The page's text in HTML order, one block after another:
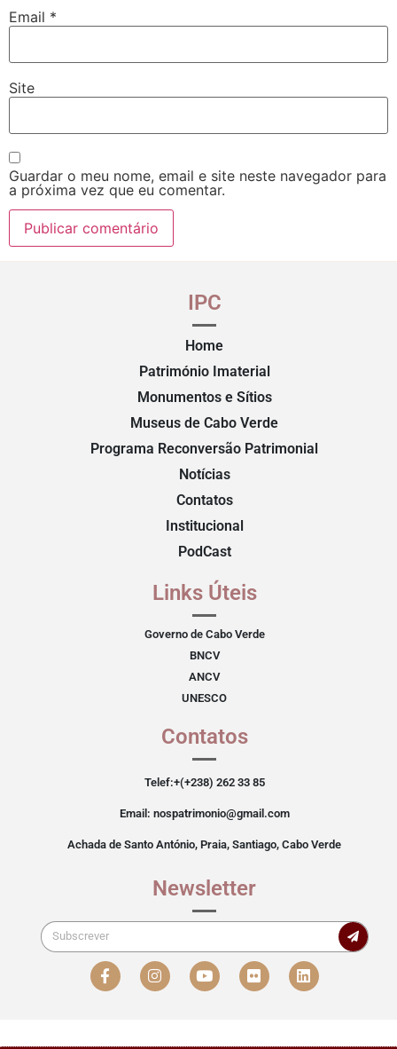
Email *
Site
Guardar o meu nome, email e site neste navegador para
a próxima vez que eu comentar.
IPC
Home
Património Imaterial
Monumentos e Sítios
Museus de Cabo Verde
Programa Reconversão Patrimonial
Notícias
Contatos
Institucional
PodCast
Links Úteis
Governo de Cabo Verde
BNCV
ANCV
UNESCO
Contatos
Telef:+(+238) 262 33 85
Email: nospatrimonio@gmail.com
Achada de Santo António, Praia, Santiago, Cabo Verde
Newsletter